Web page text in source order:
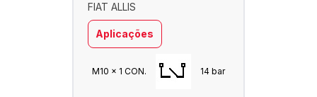
FIAT ALLIS
Aplicações
M10 x 1 CON. 14 bar